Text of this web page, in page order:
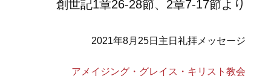
創世記1章26-28節、2章7-17節より
2021年8月25日主日礼拝メッセージ
アメイジング・グレイス・キリスト教会